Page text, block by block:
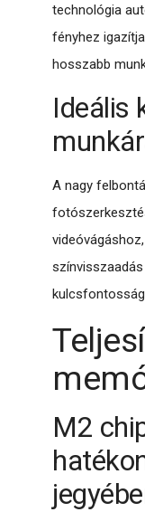
technológia
fényhez
hosszabb
Ideális
A nagy
M2